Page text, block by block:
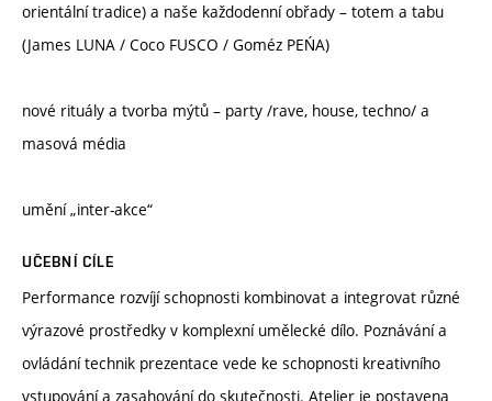
orientální tradice) a naše každodenní obřady – totem a tabu
(James LUNA / Coco FUSCO / Goméz PEŃA)
nové rituály a tvorba mýtů – party /rave, house, techno/ a
masová média
umění „inter-akce“
UČEBNÍ CÍLE
Performance rozvíjí schopnosti kombinovat a integrovat různé
výrazové prostředky v komplexní umělecké dílo. Poznávání a
ovládání technik prezentace vede ke schopnosti kreativního
vstupování a zasahování do skutečnosti. Atelier je postavena